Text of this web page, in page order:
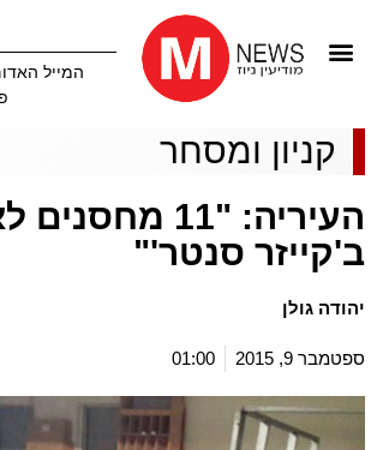
המייל
קניון ומסחר
העיריה: "11
ב'קייזר סנטר'"
יהודה גולן
ספטמבר 9, 2015 01:00